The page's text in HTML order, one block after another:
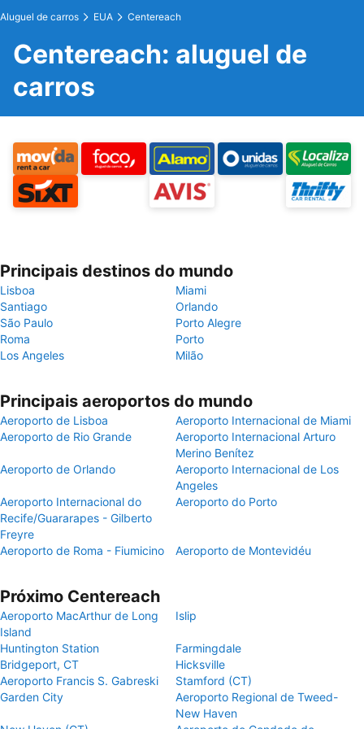
Aluguel de carros EUA Centereach
Centereach: aluguel de
carros
Principais destinos do mundo
Lisboa
Miami
Santiago
Orlando
São Paulo
Porto Alegre
Roma
Porto
Los Angeles
Milão
Principais aeroportos do mundo
Aeroporto de Lisboa
Aeroporto Internacional de Miami
Aeroporto de Rio Grande
Aeroporto Internacional Arturo
Merino Benítez
Aeroporto de Orlando
Aeroporto Internacional de Los
Angeles
Aeroporto Internacional do
Recife/Guararapes - Gilberto
Freyre
Aeroporto do Porto
Aeroporto de Roma - Fiumicino Aeroporto de Montevidéu
Próximo Centereach
Aeroporto MacArthur de Long
Island
Islip
Huntington Station
Farmingdale
Bridgeport, CT
Hicksville
Aeroporto Francis S. Gabreski
Stamford (CT)
Garden City
Aeroporto Regional de Tweed-
New Haven